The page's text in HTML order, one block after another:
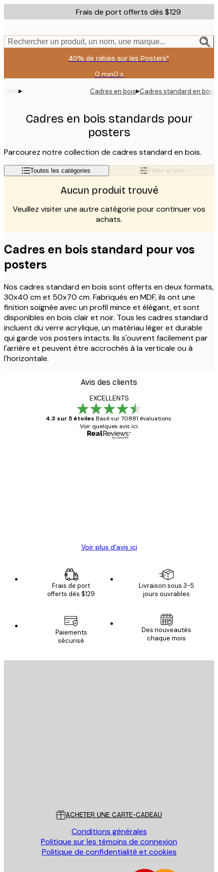
to
content.
Frais de port offerts dès $129
Rechercher un produit, un nom, une marque...
40% de rabais sur les Posters*
0 min0 s
Valable
jusqu'au
:
08-
09
▸ Cadres en bois▸Cadres standard en bois
Cadres en bois standards pour
posters
Parcourez notre collection de cadres standard en bois.
Toutes les catégories Filtrer et trier
Aucun produit trouvé
Veuillez visiter une autre catégorie pour continuer vos
achats.
Cadres en bois standard pour vos
posters
Nos cadres standard en bois sont offerts en deux formats,
30x40 cm et 50x70 cm. Fabriqués en MDF, ils ont une
finition soignée avec un profil mince et élégant, et sont
disponibles en bois clair et noir. Tous les cadres standard
incluent du verre acrylique, un matériau léger et durable
qui garde vos posters intacts. Ils s'ouvrent facilement par
l'arrière et peuvent être accrochés à la verticale ou à
l'horizontale.
Avis des clients
EXCELLENTS
4.3 sur 5 étoiles Basé sur 70881 évaluations.
Voir quelques avis ici.
Voir plus d’avis ici
Frais de port
offerts dès $129
Livraison sous 3-5
jours ouvrables
Paiements
sécurisé
Des nouveautés
chaque mois
ACHETER UNE CARTE-CADEAU
Conditions générales
Politique sur les témoins de connexion
Politique de confidentialité et cookies